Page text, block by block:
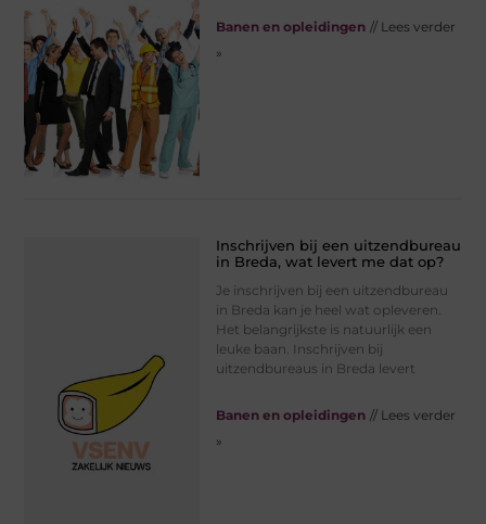
Banen en opleidingen // Lees verder
»
Inschrijven bij een uitzendbureau
in Breda, wat levert me dat op?
Je inschrijven bij een uitzendbureau
in Breda kan je heel wat opleveren.
Het belangrijkste is natuurlijk een
leuke baan. Inschrijven bij
uitzendbureaus in Breda levert
Banen en opleidingen // Lees verder
»